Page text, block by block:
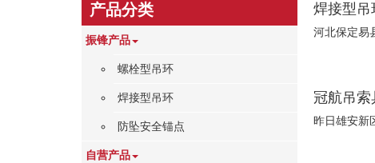
产品分类
振锋产品
螺栓型吊环
焊接型吊环
防坠安全锚点
自营产品
焊接型吊
河北保定易
冠航吊
昨日雄安新